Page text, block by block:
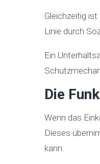
Gleichzeitig
Linie durch
Ein
Die
Wenn das
Dieses
kann.